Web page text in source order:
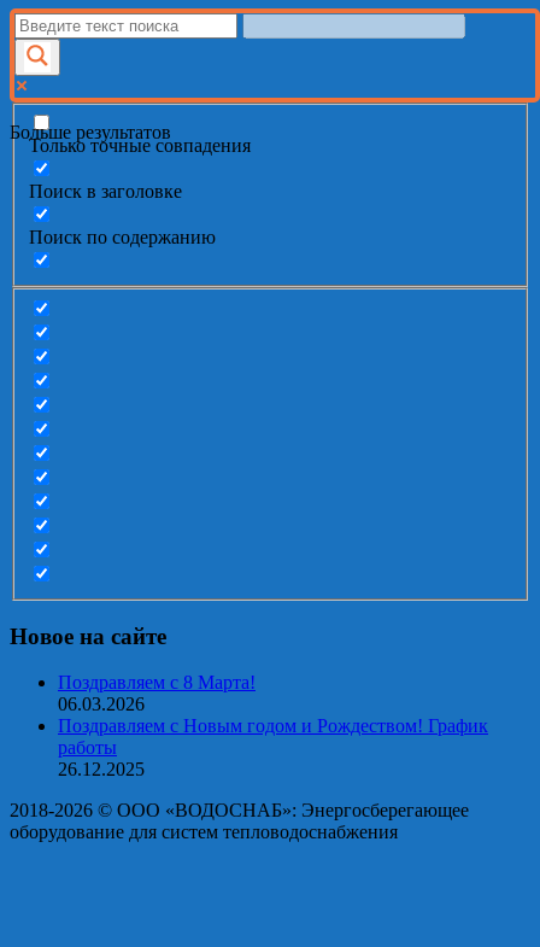
Больше результатов
Только точные совпадения
Поиск в заголовке
Поиск по содержанию
Новое на сайте
Поздравляем с 8 Марта!
06.03.2026
Поздравляем с Новым годом и Рождеством! График
работы
26.12.2025
2018-2026 © OOO «ВОДОСНАБ»: Энергосберегающее
оборудование для систем тепловодоснабжения